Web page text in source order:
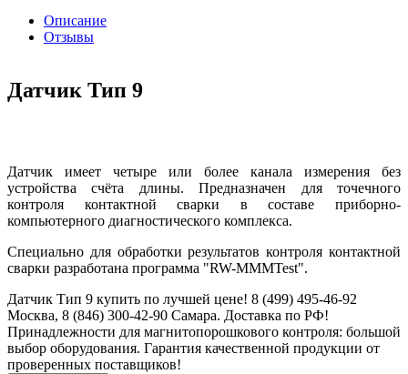
Описание
Отзывы
Датчик Тип 9
Датчик имеет четыре или более канала измерения без
устройства счёта длины. Предназначен для точечного
контроля контактной сварки в составе приборно-
компьютерного диагностического комплекса.
Специально для обработки результатов контроля контактной
сварки разработана программа "RW-MMMTest".
Датчик Тип 9 купить по лучшей цене! 8 (499) 495-46-92
Москва, 8 (846) 300-42-90 Самара. Доставка по РФ!
Принадлежности для магнитопорошкового контроля: большой
выбор оборудования. Гарантия качественной продукции от
проверенных поставщиков!